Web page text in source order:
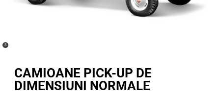
CAMIOANE PICK-UP DE
DIMENSIUNI NORMALE
(
Disclosure
8)